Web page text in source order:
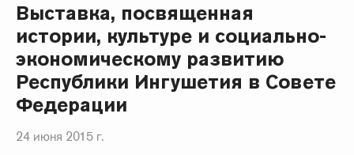
Выставка, посвященная
истории, культуре и социально-
экономическому развитию
Республики Ингушетия в Совете
Федерации
24 июня 2015 г.